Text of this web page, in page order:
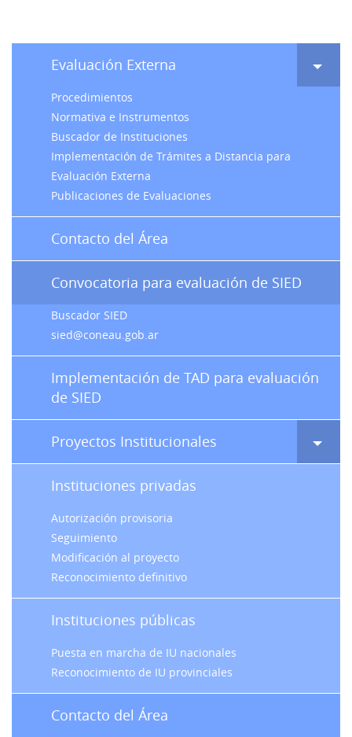
Evaluación Externa
Procedimientos
Normativa e Instrumentos
Buscador de Instituciones
Implementación de Trámites a Distancia para
Evaluación Externa
Publicaciones de Evaluaciones
Contacto del Área
Convocatoria para evaluación de SIED
Buscador SIED
sied@coneau.gob.ar
Implementación de TAD para evaluación
de SIED
Proyectos Institucionales
Instituciones privadas
Autorización provisoria
Seguimiento
Modificación al proyecto
Reconocimiento definitivo
Instituciones públicas
Puesta en marcha de IU nacionales
Reconocimiento de IU provinciales
Contacto del Área